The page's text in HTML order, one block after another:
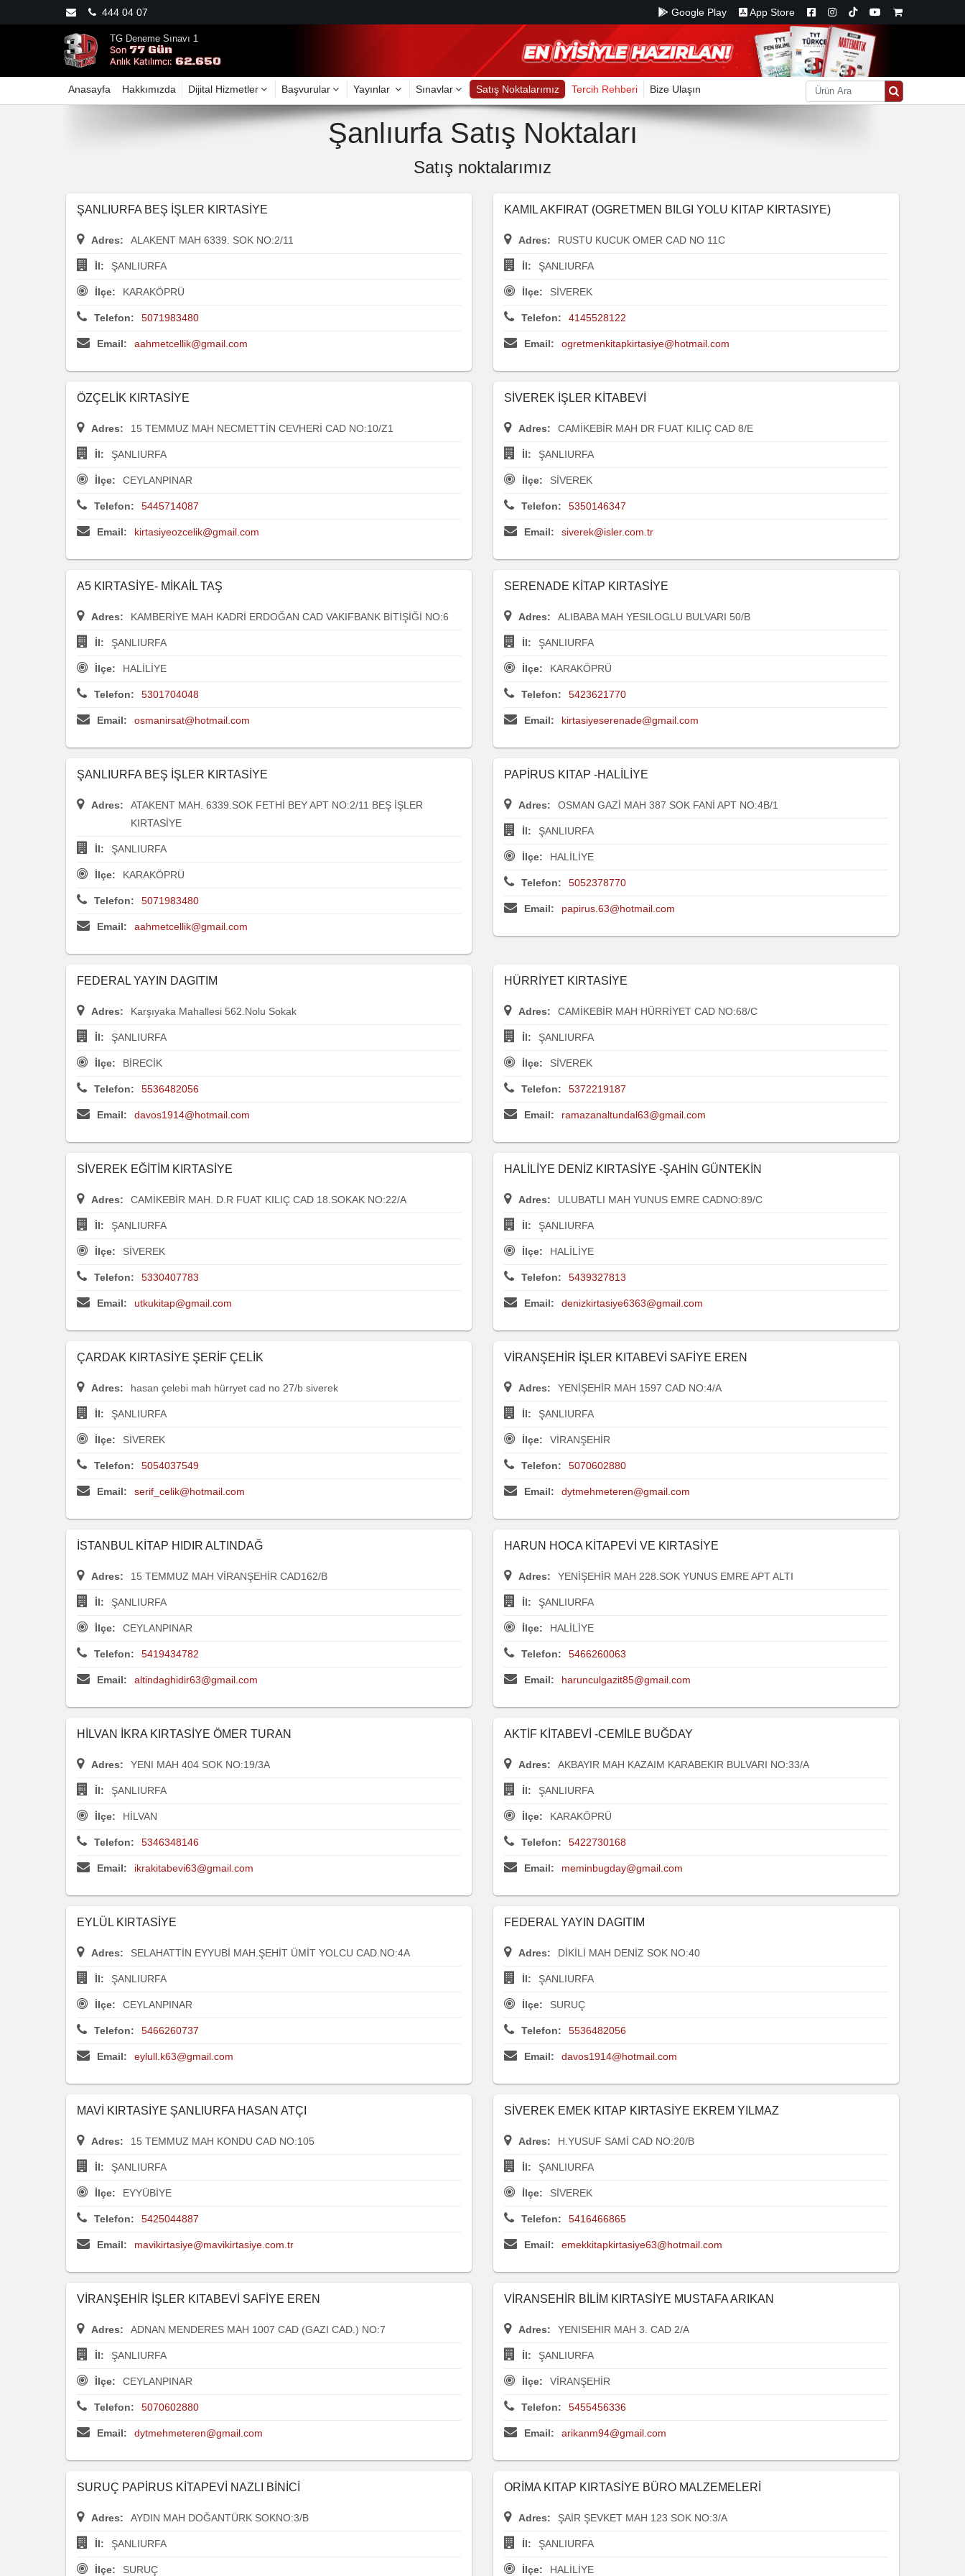
444 04 07 Google Play App Store
TG Deneme Sınavı 1
Son 77 Gün
Anlık Katılımcı: 62.650
Anasayfa Hakkımızda Dijital Hizmetler Başvurular Yayınlar Sınavlar Satış Noktalarımız Tercih Rehberi Bize Ulaşın
Şanlıurfa Satış Noktaları
Satış noktalarımız
ŞANLIURFA BEŞ İŞLER KIRTASİYE
Adres: ALAKENT MAH 6339. SOK NO:2/11
İl: ŞANLIURFA
İlçe: KARAKÖPRÜ
Telefon: 5071983480
Email: aahmetcellik@gmail.com
KAMIL AKFIRAT (OGRETMEN BILGI YOLU KITAP KIRTASIYE)
Adres: RUSTU KUCUK OMER CAD NO 11C
İl: ŞANLIURFA
İlçe: SİVEREK
Telefon: 4145528122
Email: ogretmenkitapkirtasiye@hotmail.com
ÖZÇELİK KIRTASİYE
Adres: 15 TEMMUZ MAH NECMETTİN CEVHERİ CAD NO:10/Z1
İl: ŞANLIURFA
İlçe: CEYLANPINAR
Telefon: 5445714087
Email: kirtasiyeozcelik@gmail.com
SİVEREK İŞLER KİTABEVİ
Adres: CAMİKEBİR MAH DR FUAT KILIÇ CAD 8/E
İl: ŞANLIURFA
İlçe: SİVEREK
Telefon: 5350146347
Email: siverek@isler.com.tr
A5 KIRTASİYE- MİKAİL TAŞ
Adres: KAMBERİYE MAH KADRİ ERDOĞAN CAD VAKIFBANK BİTİŞİĞİ NO:6
İl: ŞANLIURFA
İlçe: HALİLİYE
Telefon: 5301704048
Email: osmanirsat@hotmail.com
SERENADE KİTAP KIRTASİYE
Adres: ALIBABA MAH YESILOGLU BULVARI 50/B
İl: ŞANLIURFA
İlçe: KARAKÖPRÜ
Telefon: 5423621770
Email: kirtasiyeserenade@gmail.com
ŞANLIURFA BEŞ İŞLER KIRTASİYE
Adres:
ATAKENT MAH. 6339.SOK FETHİ BEY APT NO:2/11 BEŞ İŞLER
KIRTASİYE
İl: ŞANLIURFA
İlçe: KARAKÖPRÜ
Telefon: 5071983480
Email: aahmetcellik@gmail.com
PAPİRUS KITAP -HALİLİYE
Adres: OSMAN GAZİ MAH 387 SOK FANİ APT NO:4B/1
İl: ŞANLIURFA
İlçe: HALİLİYE
Telefon: 5052378770
Email: papirus.63@hotmail.com
FEDERAL YAYIN DAGITIM
Adres: Karşıyaka Mahallesi 562.Nolu Sokak
İl: ŞANLIURFA
İlçe: BİRECİK
Telefon: 5536482056
Email: davos1914@hotmail.com
HÜRRİYET KIRTASİYE
Adres: CAMİKEBİR MAH HÜRRİYET CAD NO:68/C
İl: ŞANLIURFA
İlçe: SİVEREK
Telefon: 5372219187
Email: ramazanaltundal63@gmail.com
SİVEREK EĞİTİM KIRTASİYE
Adres: CAMİKEBİR MAH. D.R FUAT KILIÇ CAD 18.SOKAK NO:22/A
İl: ŞANLIURFA
İlçe: SİVEREK
Telefon: 5330407783
Email: utkukitap@gmail.com
HALİLİYE DENİZ KIRTASİYE -ŞAHİN GÜNTEKİN
Adres: ULUBATLI MAH YUNUS EMRE CADNO:89/C
İl: ŞANLIURFA
İlçe: HALİLİYE
Telefon: 5439327813
Email: denizkirtasiye6363@gmail.com
ÇARDAK KIRTASİYE ŞERİF ÇELİK
Adres: hasan çelebi mah hürryet cad no 27/b siverek
İl: ŞANLIURFA
İlçe: SİVEREK
Telefon: 5054037549
Email: serif_celik@hotmail.com
VİRANŞEHİR İŞLER KITABEVİ SAFİYE EREN
Adres: YENİŞEHİR MAH 1597 CAD NO:4/A
İl: ŞANLIURFA
İlçe: VİRANŞEHİR
Telefon: 5070602880
Email: dytmehmeteren@gmail.com
İSTANBUL KİTAP HIDIR ALTINDAĞ
Adres: 15 TEMMUZ MAH VİRANŞEHİR CAD162/B
İl: ŞANLIURFA
İlçe: CEYLANPINAR
Telefon: 5419434782
Email: altindaghidir63@gmail.com
HARUN HOCA KİTAPEVİ VE KIRTASİYE
Adres: YENİŞEHİR MAH 228.SOK YUNUS EMRE APT ALTI
İl: ŞANLIURFA
İlçe: HALİLİYE
Telefon: 5466260063
Email: harunculgazit85@gmail.com
HİLVAN İKRA KIRTASİYE ÖMER TURAN
Adres: YENI MAH 404 SOK NO:19/3A
İl: ŞANLIURFA
İlçe: HİLVAN
Telefon: 5346348146
Email: ikrakitabevi63@gmail.com
AKTİF KİTABEVİ -CEMİLE BUĞDAY
Adres: AKBAYIR MAH KAZAIM KARABEKIR BULVARI NO:33/A
İl: ŞANLIURFA
İlçe: KARAKÖPRÜ
Telefon: 5422730168
Email: meminbugday@gmail.com
EYLÜL KIRTASİYE
Adres: SELAHATTİN EYYUBİ MAH.ŞEHİT ÜMİT YOLCU CAD.NO:4A
İl: ŞANLIURFA
İlçe: CEYLANPINAR
Telefon: 5466260737
Email: eylull.k63@gmail.com
FEDERAL YAYIN DAGITIM
Adres: DİKİLİ MAH DENİZ SOK NO:40
İl: ŞANLIURFA
İlçe: SURUÇ
Telefon: 5536482056
Email: davos1914@hotmail.com
MAVİ KIRTASİYE ŞANLIURFA HASAN ATÇI
Adres: 15 TEMMUZ MAH KONDU CAD NO:105
İl: ŞANLIURFA
İlçe: EYYÜBİYE
Telefon: 5425044887
Email: mavikirtasiye@mavikirtasiye.com.tr
SİVEREK EMEK KITAP KIRTASİYE EKREM YILMAZ
Adres: H.YUSUF SAMİ CAD NO:20/B
İl: ŞANLIURFA
İlçe: SİVEREK
Telefon: 5416466865
Email: emekkitapkirtasiye63@hotmail.com
VİRANŞEHİR İŞLER KITABEVİ SAFİYE EREN
Adres: ADNAN MENDERES MAH 1007 CAD (GAZI CAD.) NO:7
İl: ŞANLIURFA
İlçe: CEYLANPINAR
Telefon: 5070602880
Email: dytmehmeteren@gmail.com
VİRANSEHİR BİLİM KIRTASİYE MUSTAFA ARIKAN
Adres: YENISEHIR MAH 3. CAD 2/A
İl: ŞANLIURFA
İlçe: VİRANŞEHİR
Telefon: 5455456336
Email: arikanm94@gmail.com
SURUÇ PAPİRUS KİTAPEVİ NAZLI BİNİCİ
Adres: AYDIN MAH DOĞANTÜRK SOKNO:3/B
İl: ŞANLIURFA
İlçe: SURUÇ
ORİMA KITAP KIRTASİYE BÜRO MALZEMELERİ
Adres: ŞAİR ŞEVKET MAH 123 SOK NO:3/A
İl: ŞANLIURFA
İlçe: HALİLİYE